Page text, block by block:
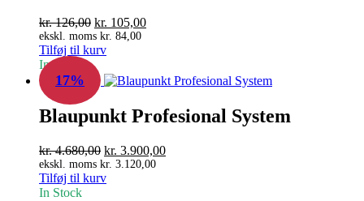
kr.126,00 Den
oprindelige
pris
var:
kr. 126,00.
kr. 105,00Den
kr. 105,00.
ekskl. moms kr. 84,00
Tilføj til kurv
In Stock
17%
Blaupunkt Profesional System
kr.4.680,00 Den
oprindelige
pris
kr. 3.900,00Den
ekskl. moms kr. 3.120,00
Tilføj til kurv
In Stock